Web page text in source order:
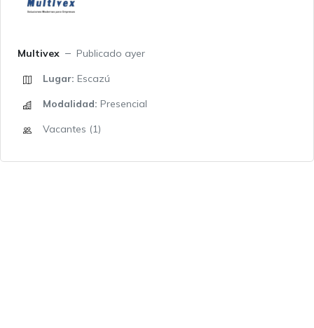
Multivex
Publicado ayer
Lugar: Escazú
Modalidad: Presencial
Vacantes (1)